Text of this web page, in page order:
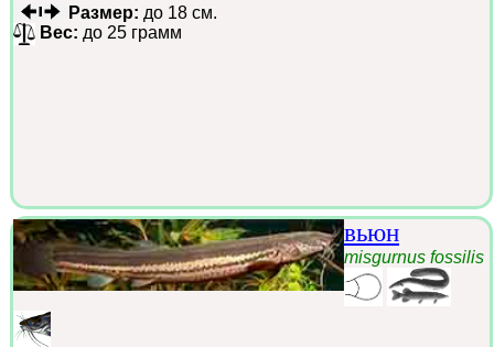
Размер: до 18 см.
Вес: до 25 грамм
вьюн
misgurnus fossilis